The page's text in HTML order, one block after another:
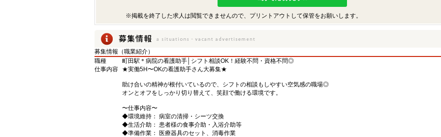
※掲載を終了した求人は閲覧できませんので、プリントアウトして保管をお願いします。
募集情報（職業紹介）
職種
町田駅＊病院の看護助手│シフト相談OK！経験不問・資格不問◎
仕事内容
★実働5H〜OKの看護助手さん大募集★
助け合いの精神が根付いているので、シフトの相談もしやすい空気感の職場◎
オンとオフをしっかり切り替えて、笑顔で働ける環境です。
〜仕事内容〜
◆環境維持： 病室の清掃・シーツ交換
◆生活介助： 患者様の食事介助・入浴介助等
◆準備作業： 医療器具のセット、消毒作業